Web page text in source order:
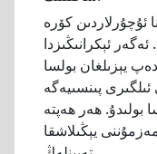
ئۇچۇرلاردىن كۆرە
ئېكرانىڭىزدا
يېزىلغان بولسا
پىنسىيەگە
بولىدۇ. ھەر ھەپتە
يېڭىلاشقا